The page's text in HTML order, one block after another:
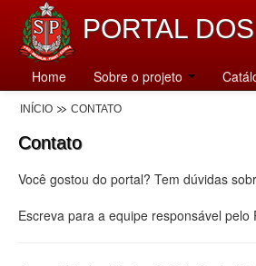
PORTAL
Home Sobre o projeto
INÍCIO CONTATO
Contato
Você gostou do portal? Tem dúvidas
Escreva para a equipe responsável